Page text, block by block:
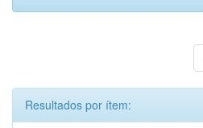
Resultados por ítem: